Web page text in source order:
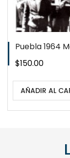
Puebla 1964
Precio
$150.00
AÑADIR AL